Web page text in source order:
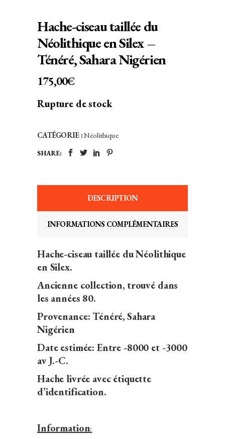
Hache-ciseau taillée du
Néolithique en Silex –
Ténéré, Sahara Nigérien
175,00€
Rupture de stock
CATÉGORIE :Néolithique
SHARE:
DESCRIPTION
INFORMATIONS COMPLÉMENTAIRES
Hache-ciseau taillée du Néolithique
en Silex.
Ancienne collection, trouvé dans
les années 80.
Provenance: Ténéré, Sahara
Nigérien
Date estimée: Entre -8000 et -3000
av J.-C.
Hache livrée avec étiquette
d’identification.
Information: